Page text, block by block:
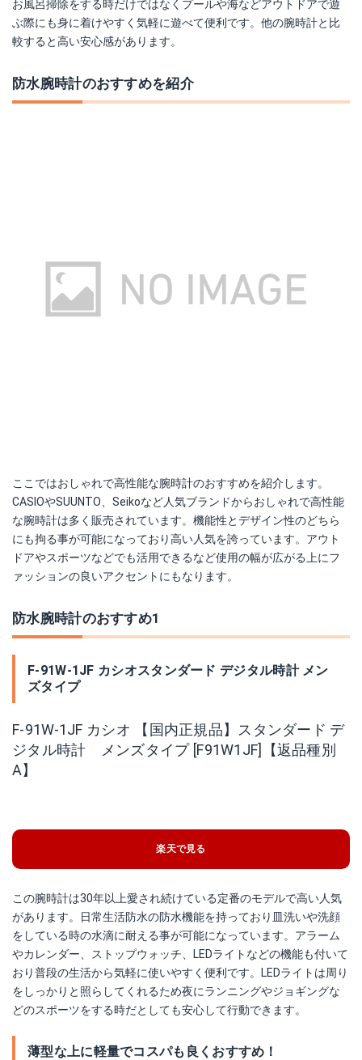
お風呂掃除をする時だけではなくプールや海などアウトドアで遊
ぶ際にも身に着けやすく気軽に遊べて便利です。他の腕時計と比
較すると高い安心感があります。
防水腕時計のおすすめを紹介
ここではおしゃれで高性能な腕時計のおすすめを紹介します。
CASIOやSUUNTO、Seikoなど人気ブランドからおしゃれで高性能
な腕時計は多く販売されています。機能性とデザイン性のどちら
にも拘る事が可能になっており高い人気を誇っています。アウト
ドアやスポーツなどでも活用できるなど使用の幅が広がる上にフ
ァッションの良いアクセントにもなります。
防水腕時計のおすすめ1
F-91W-1JF カシオスタンダード デジタル時計 メン
ズタイプ
F-91W-1JF カシオ 【国内正規品】スタンダード デ
ジタル時計 メンズタイプ [F91W1JF]【返品種別
A】
楽天で見る
この腕時計は30年以上愛され続けている定番のモデルで高い人気
があります。日常生活防水の防水機能を持っており皿洗いや洗顔
をしている時の水滴に耐える事が可能になっています。アラーム
やカレンダー、ストップウォッチ、LEDライトなどの機能も付いて
おり普段の生活から気軽に使いやすく便利です。LEDライトは周り
をしっかりと照らしてくれるため夜にランニングやジョギングな
どのスポーツをする時だとしても安心して行動できます。
薄型な上に軽量でコスパも良くおすすめ！